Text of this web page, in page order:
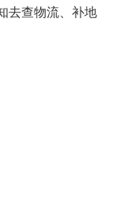
去查物流、补地